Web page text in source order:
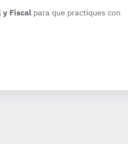
y Fiscalpara que practiques con